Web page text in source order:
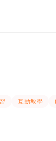
补习推介
互動教學